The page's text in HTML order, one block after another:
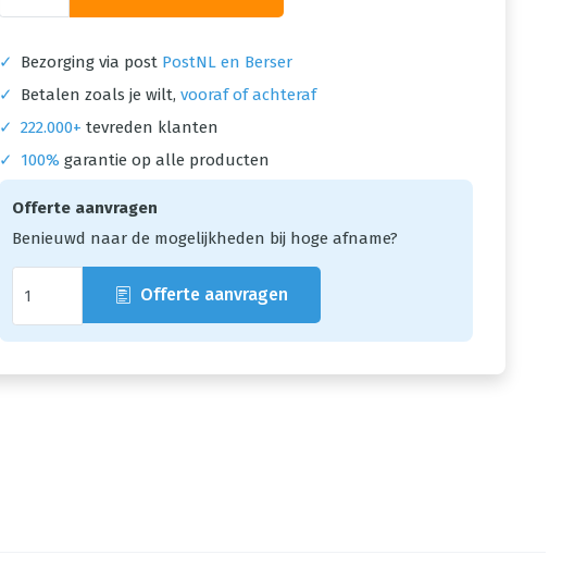
✓ Bezorging via post PostNL en Berser
✓
Betalen zoals je wilt, vooraf of achteraf
✓ 222.000+ tevreden klanten
✓
100% garantie op alle producten
Offerte aanvragen
Benieuwd naar de mogelijkheden bij hoge afname?
Offerte aanvragen